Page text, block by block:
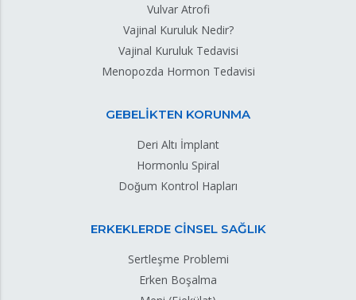
Vulvar Atrofi
Vajinal Kuruluk Nedir?
Vajinal Kuruluk Tedavisi
Menopozda Hormon Tedavisi
GEBELİKTEN KORUNMA
Deri Altı İmplant
Hormonlu Spiral
Doğum Kontrol Hapları
ERKEKLERDE CİNSEL SAĞLIK
Sertleşme Problemi
Erken Boşalma